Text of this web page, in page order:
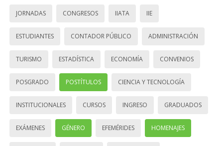
JORNADAS CONGRESOS IIATA IIE
ESTUDIANTES CONTADOR PÚBLICO ADMINISTRACIÓN
TURISMO ESTADÍSTICA ECONOMÍA CONVENIOS
POSGRADO POSTÍTULOS CIENCIA Y TECNOLOGÍA
INSTITUCIONALES CURSOS INGRESO GRADUADOS
EXÁMENES GÉNERO EFEMÉRIDES HOMENAJES